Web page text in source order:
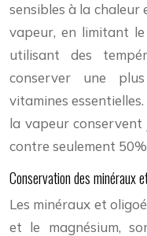
sensibles à la chaleur
vapeur, en limitant
utilisant des
conserver une
vitamines
la vapeur conservent
contre seulement
Conservation des minéraux
Les minéraux et
et le magnésium,